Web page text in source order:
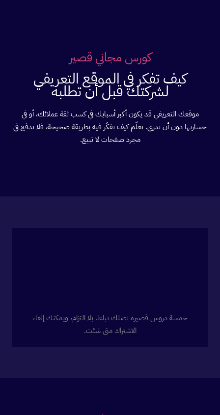
كورس مجاني قصير
كيف تفكر في الموقع التعريفي
لشركتك قبل أن تطلبه
موقعك التعريفي قد يكون أكبر أسبابك في كسب ثقة عملائك، أو في
خسارتها دون أن تدري. تعلّم كيف تفكّر فيه بطريقة صحيحة، فلا تدفع في
مجرد صفحات لا تبيع.
خمسة دروس قصيرة تصلك تباعا. بلا التزام، ويمكنك إلغاء
الاشتراك متى شئت.